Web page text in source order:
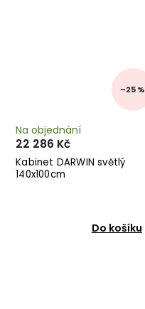
–25 %
Kabinet DARWIN světlý
140x100cm
Na objednání
22 286 Kč
Do košíku